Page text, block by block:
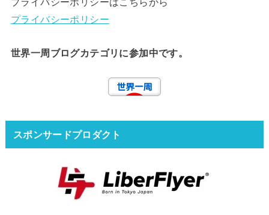
プライバシーポリシー
世界一周ブログカテゴリに参加中です。
スポンサードプロダクト